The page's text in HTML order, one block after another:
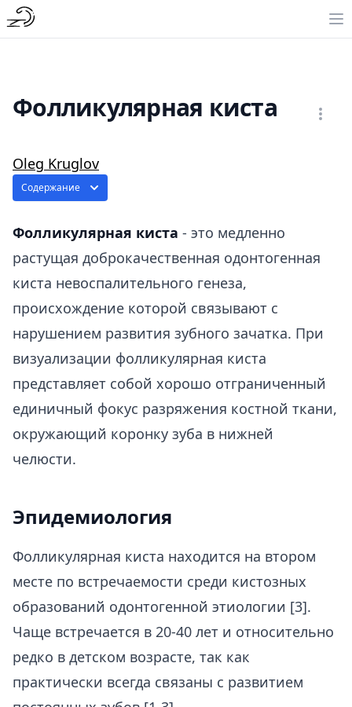
Фолликулярная киста
Oleg Kruglov
Содержание
Фолликулярная киста - это медленно
растущая доброкачественная одонтогенная
киста невоспалительного генеза,
происхождение которой связывают с
нарушением развития зубного зачатка. При
визуализации фолликулярная киста
представляет собой хорошо отграниченный
единичный фокус разряжения костной ткани,
окружающий коронку зуба в нижней
челюсти.
Эпидемиология
Фолликулярная киста находится на втором
месте по встречаемости среди кистозных
образований одонтогенной этиологии [3].
Чаще встречается в 20-40 лет и относительно
редко в детском возрасте, так как
практически всегда связаны с развитием